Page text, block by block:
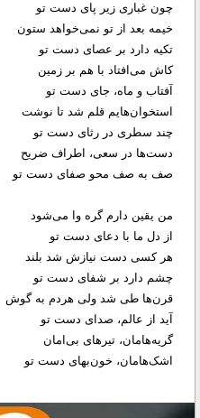
چون غباری زیر پای دست تو
خیمه‌ بعد از تو نمی‌خواهد ستون
تکیه دارد بر عصای دست تو
کاش می‌افتاد با هم بر زمین
آفتاب و ماه، جای دست تو
استخوان‌هایم قلم شد تا نوشت
چند سطری در رثای دست تو
دست‌ها در سعی، اطراف ضریح
صف به صف محو صفای دست تو
من یقین دارم گره وا می‌شود
از دل ما با دعای دست تو
هر کسی دست نیازش شد بلند
چشم دارد بر شفای دست تو
قرن‌ها طی شد ولی هردم به گوش
آید از عالم، صدای دست تو
گریه‌هامان، تیرهای بی‌امان
اشک‌هامان، خون‌بهای دست تو